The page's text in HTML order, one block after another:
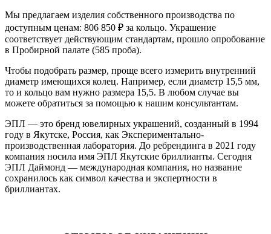
Мы предлагаем изделия собственного производства по
доступным ценам: 806 850 ₽ за кольцо. Украшение
соответствует действующим стандартам, прошло опробование
в Пробирной палате (585 проба).
Чтобы подобрать размер, проще всего измерить внутренний
диаметр имеющихся колец. Например, если диаметр 15,5 мм,
то и кольцо вам нужно размера 15,5. В любом случае вы
можете обратиться за помощью к нашим консультантам.
ЭПЛ — это бренд ювелирных украшений, созданный в 1994
году в Якутске, Россия, как Экспериментально-
производственная лаборатория. До ребрендинга в 2021 году
компания носила имя ЭПЛ Якутские бриллианты. Сегодня
ЭПЛ Даймонд — международная компания, но название
сохранилось как символ качества и экспертности в
бриллиантах.